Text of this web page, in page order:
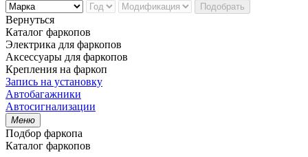
Подобрать
Вернуться
Каталог фаркопов
Электрика для фаркопов
Аксессуары для фаркопов
Крепления на фаркоп
Запись на установку
Автобагажники
Автосигнализации
Меню
Подбор фаркопа
Каталог фаркопов